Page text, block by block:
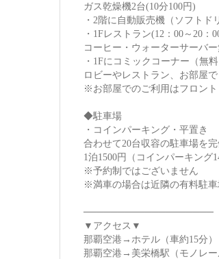
ガス乾燥機2台(10分100円)
・2階に自動販売機（ソフト
・1Fレストラン(12：00～20
コーヒー・ウォーターサーバ
・1Fにコミックコーナー（無
ロビーやレストラン、お部屋
※お部屋でのご利用はフロン
◆駐車場
・コインパーキング・平置き
合わせて20台収容の駐車場を
1泊1500円（コインパーキング
※予約制ではございません
※満車の場合は近隣の有料駐
───────────────────
▼アクセス▼
那覇空港→ホテル（車約15分）
那覇空港→美栄橋駅（モノレー